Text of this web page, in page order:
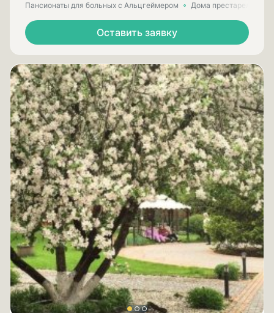
Пансионаты для больных с Альцгеймером Дома престарелых
Оставить заявку